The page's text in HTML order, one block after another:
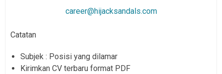
career@hijacksandals.com
Catatan
Subjek : Posisi yang dilamar
Kirimkan CV terbaru format PDF